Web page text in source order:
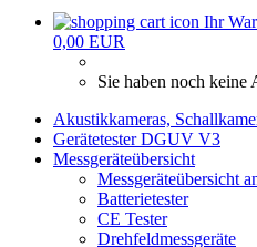
Ihr
0,00 EUR
Sie haben noch
Akustikkameras,
Gerätetester DGUV V3
Messgeräteübersicht
Messgeräteübersicht
Batterietester
CE Tester
Drehfeldmessgeräte